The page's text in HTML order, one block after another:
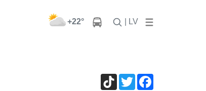
+22° | LV
TikTokTwitter